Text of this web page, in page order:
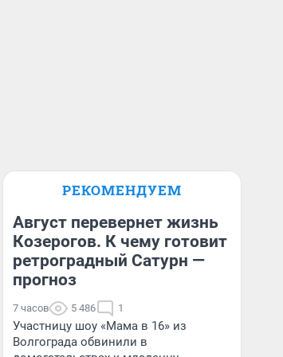
РЕКОМЕНДУЕМ
Август перевернет жизнь
Козерогов. К чему готовит
ретроградный Сатурн —
прогноз
7 часов 5 486 1
Участницу шоу «Мама в 16» из
Волгограда обвинили в